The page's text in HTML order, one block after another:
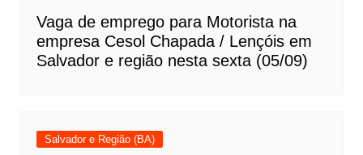
Vaga de emprego para Motorista na
empresa Cesol Chapada / Lençóis em
Salvador e região nesta sexta (05/09)
Salvador e Região (BA)